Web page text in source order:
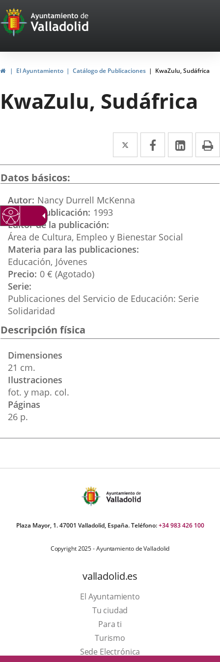
Portal
Web
del
Ayuntamiento
de
Valladolid
InicioEl Ayuntamiento Catálogo de Publicaciones KwaZulu, Sudáfrica
KwaZulu, Sudáfrica
Twitter
Enlace
a
externa.
Facebook
Enlace
a
Enlace
a
Datos básicos
Autor Nancy Durrell McKenna
Año de publicación 1993
Editor de la publicación
Área de Cultura, Empleo y Bienestar Social
Materia para las publicaciones
Educación Jóvenes
Precio 0 € (Agotado)
Serie
Publicaciones del Servicio de Educación: Serie
Solidaridad
Descripción física
Dimensiones
21 cm.
Ilustraciones
fot. y map. col.
Páginas
26 p.
Plaza Mayor, 1. 47001 Valladolid, España. Teléfono:+34 983 426 100
Copyright 2025 - Ayuntamiento de Valladolid
valladolid.es
El Ayuntamiento
Tu ciudad
Para ti
TurismoEste
enlace
Sede Electrónica